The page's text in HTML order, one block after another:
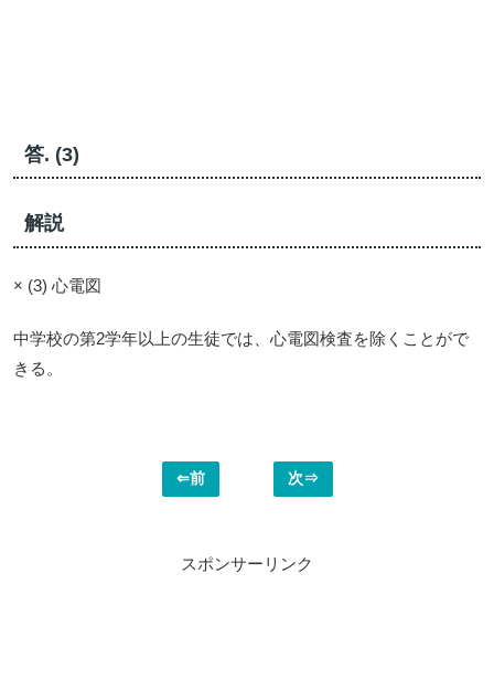
答. (3)
解説
× (3) 心電図
中学校の第2学年以上の生徒では、心電図検査を除くことがで
きる。
⇐前 次⇒
スポンサーリンク